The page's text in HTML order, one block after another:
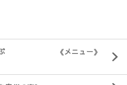
よろこぶ 《メニュー》